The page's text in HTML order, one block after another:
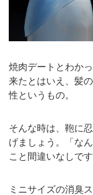
焼肉デートとわか
来たとはいえ、髪
性というもの。
そんな時は、鞄に
げましょう。「な
こと間違いなしです
ミニサイズの消臭